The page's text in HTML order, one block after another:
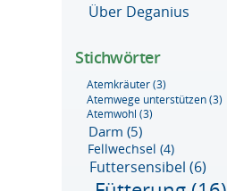
Über Deganius
Stichwörter
Atemkräuter(3)
Atemwege unterstützen(3)
Atemwohl (3)
Darm (5)
Fellwechsel (4)
Futtersensibel (6)